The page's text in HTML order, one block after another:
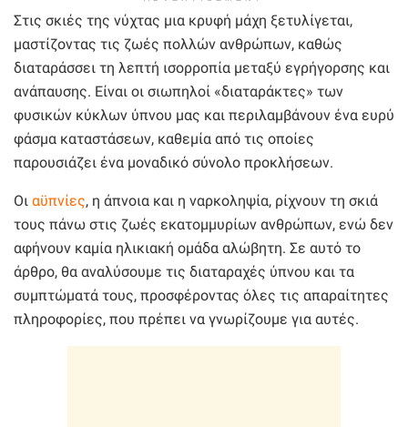
Στις σκιές της νύχτας μια κρυφή μάχη ξετυλίγεται,
μαστίζοντας τις ζωές πολλών ανθρώπων, καθώς
διαταράσσει τη λεπτή ισορροπία μεταξύ εγρήγορσης και
ανάπαυσης. Είναι οι σιωπηλοί «διαταράκτες» των
φυσικών κύκλων ύπνου μας και περιλαμβάνουν ένα ευρύ
φάσμα καταστάσεων, καθεμία από τις οποίες
παρουσιάζει ένα μοναδικό σύνολο προκλήσεων.
Οι αϋπνίες, η άπνοια και η ναρκοληψία, ρίχνουν τη σκιά
τους πάνω στις ζωές εκατομμυρίων ανθρώπων, ενώ δεν
αφήνουν καμία ηλικιακή ομάδα αλώβητη. Σε αυτό το
άρθρο, θα αναλύσουμε τις διαταραχές ύπνου και τα
συμπτώματά τους, προσφέροντας όλες τις απαραίτητες
πληροφορίες, που πρέπει να γνωρίζουμε για αυτές.